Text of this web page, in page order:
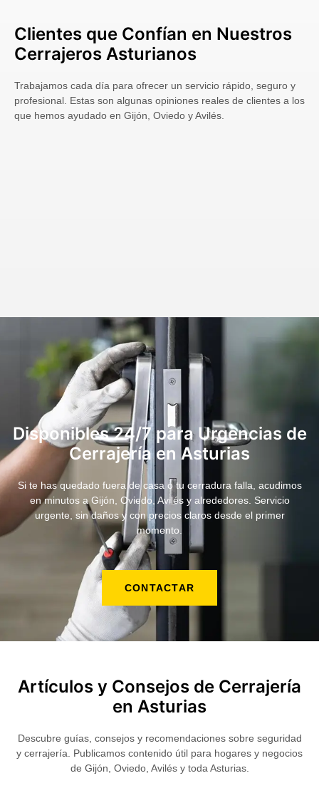
Clientes que Confían en Nuestros
Cerrajeros Asturianos
Trabajamos cada día para ofrecer un servicio rápido, seguro y
profesional. Estas son algunas opiniones reales de clientes a los
que hemos ayudado en Gijón, Oviedo y Avilés.
Disponibles 24/7 para Urgencias de
Cerrajería en Asturias
Si te has quedado fuera de casa o tu cerradura falla, acudimos
en minutos a Gijón, Oviedo, Avilés y alrededores. Servicio
urgente, sin daños y con precios claros desde el primer
momento.
CONTACTAR
Artículos y Consejos de Cerrajería
en Asturias
Descubre guías, consejos y recomendaciones sobre seguridad
y cerrajería. Publicamos contenido útil para hogares y negocios
de Gijón, Oviedo, Avilés y toda Asturias.